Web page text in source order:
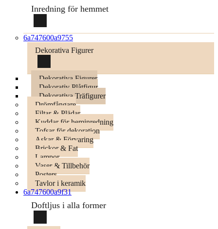
Inredning för hemmet
6a747600a9755
Dekorativa Figurer
Dekorativa Figurer
Dekorativ Plåtfigur
Dekorativa Träfigurer
Drömfångare
Filtar & Plädar
Kuddar för heminredning
Tofsar för dekoration
Askar & Förvaring
Brickor & Fat
Lampor
Vaser & Tillbehör
Posters
Tavlor i keramik
6a747600a9f31
Doftljus i alla former